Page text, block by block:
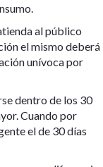
al público
el mismo deberá
unívoca por
dentro de los 30
Cuando por
el de 30 días